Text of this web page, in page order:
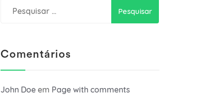
por:
Comentários
John Doe em Page with comments